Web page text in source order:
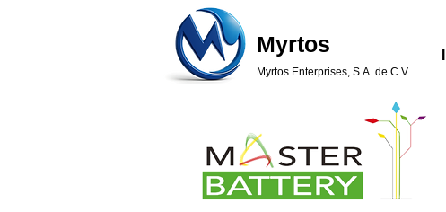
Myrtos
Myrtos Enterprises, S.A. de C.V.